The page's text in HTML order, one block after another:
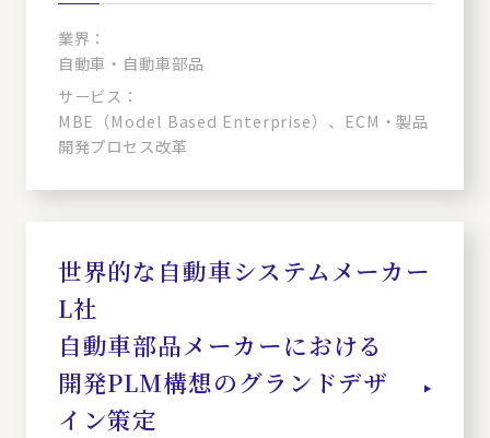
業界：
自動車・自動車部品
サービス：
MBE（Model Based Enterprise）、ECM・製品
開発プロセス改革
世界的な自動車システムメーカー
L社
自動車部品メーカーにおける
開発PLM構想のグランドデザ
イン策定